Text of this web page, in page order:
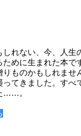
れない、今、人生
めに生まれた本で
ものかもしれませ
てきました。すべ
……。